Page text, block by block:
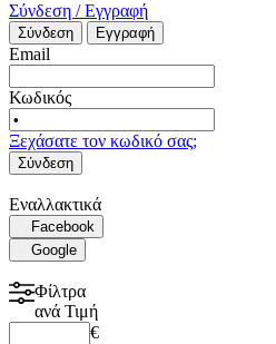
Σύνδεση / Εγγραφή
Σύνδεση Εγγραφή
Email
Κωδικός
Ξεχάσατε τον κωδικό σας;
Σύνδεση
Εναλλακτικά
Facebook
Google
Φίλτρα
ανά Τιμή
€